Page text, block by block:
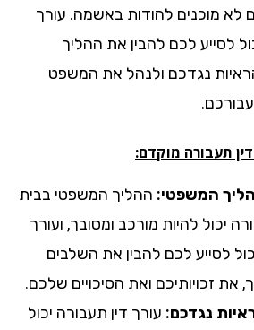
להודות באשמה. עורך
לכם להבין את ההליך
נגדכם ולנהל את המשפט
מוקדם:
המשפטי:ההליך המשפטי בבית
להיות מורכב ומסובך, ועורך
לכם להבין את השלבים
זכויותיכם ואת הסיכויים שלכם.
נגדכם:עורך דין תעבורה יכול